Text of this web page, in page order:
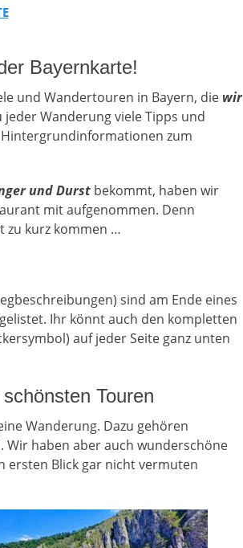
Bayernkarte!
und Wandertouren in Bayern, die wir
Wanderung viele Tipps und
zum
und Durst bekommt, haben wir
mit aufgenommen. Denn
zu kurz kommen …
sind am Ende eines
Ihr könnt auch den kompletten
auf jeder Seite ganz unten
Touren
Wanderung. Dazu gehören
Wir haben aber auch wunderschöne
ersten Blick gar nicht vermuten